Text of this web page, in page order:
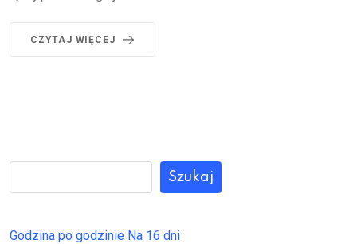
CZYTAJ WIĘCEJ
Szukaj
Godzina po godzinie Na 16 dni